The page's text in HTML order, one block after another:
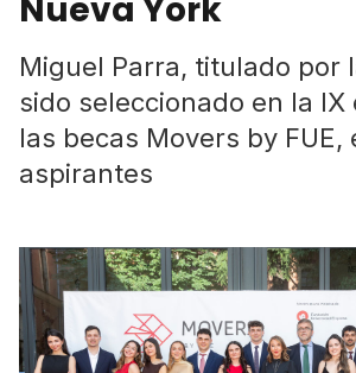
Nueva York
Miguel Parra, titulado por
sido seleccionado en la IX
las becas Movers by FUE,
aspirantes